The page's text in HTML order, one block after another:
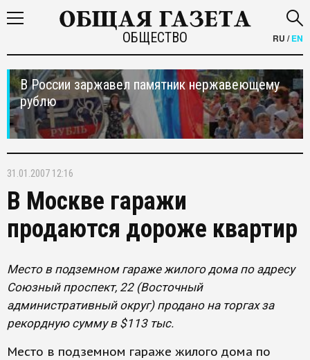
ОБЩЕСТВО RU /EN
В России заржавел памятник нержавеющему
рублю
31.01.2007 12:16
В Москве гаражи
продаются дороже квартир
Место в подземном гараже жилого дома по адресу
Союзный проспект, 22 (Восточный
административный округ) продано на торгах за
рекордную сумму в $113 тыс.
Место в подземном гараже жилого дома по